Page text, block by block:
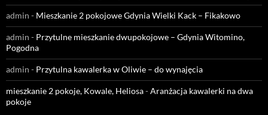
admin - Mieszkanie 2 pokojowe Gdynia Wielki Kack – Fikakowo
admin - Przytulne mieszkanie dwupokojowe – Gdynia Witomino,
Pogodna
admin - Przytulna kawalerka w Oliwie – do wynajęcia
mieszkanie 2 pokoje, Kowale, Heliosa-Aranżacja kawalerki na dwa
pokoje